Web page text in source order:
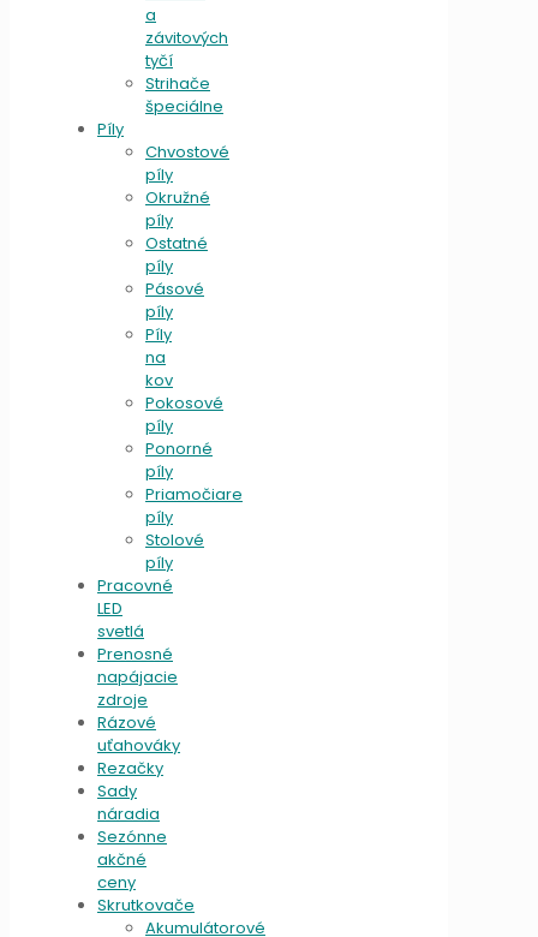
a
závitových
tyčí
Strihače
špeciálne
Píly
Chvostové
píly
Okružné
píly
Ostatné
píly
Pásové
píly
Píly
na
kov
Pokosové
píly
Ponorné
píly
Priamočiare
píly
Stolové
píly
Pracovné
LED
svetlá
Prenosné
napájacie
zdroje
Rázové
uťahováky
Rezačky
Sady
náradia
Sezónne
akčné
ceny
Skrutkovače
Akumulátorové